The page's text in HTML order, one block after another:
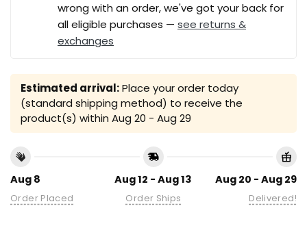
wrong with an order, we've got your back for
all eligible purchases — see returns &
exchanges
Estimated arrival:Place your order today
(standard shipping method) to receive the
product(s) within Aug 20 - Aug 29
Aug 8
Order Placed
Aug 12 - Aug 13
Order Ships
Aug 20 - Aug 29
Delivered!